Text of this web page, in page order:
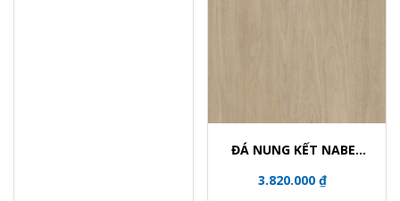
ĐÁ NUNG KẾT NABEL
3.820.000 ₫